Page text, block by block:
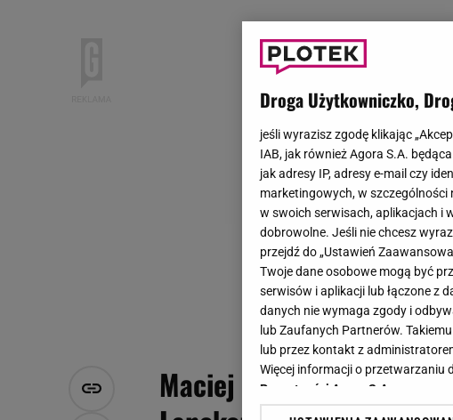
Maciej Radziwiłł pod
Droga Użytkowniczko,
jeśli wyrazisz zgodę klikając
IAB, jak również Agora S.A.
jak adresy IP, adresy e-mail czy
marketingowych, w
w swoich serwisach, aplikacjach i
dobrowolne. Jeśli nie chcesz
przejdź do „Ustawień
Twoje dane osobowe mogą być
serwisów i aplikacji lub łączone z
danych nie wymaga zgody i
lub Zaufanych Partnerów.
lub przez kontakt z
Więcej informacji o przetwarzaniu
Prywatności Agora S.A.